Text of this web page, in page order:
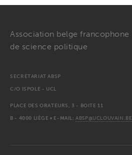
Association belge francophone
de science politique
SECRÉTARIAT ABSP
C/O ISPOLE - UCL
PLACE DES ORATEURS, 3 - BOITE 11
B - 4000 LIÈGE • E-MAIL:ABSP@UCLOUVAIN.BE